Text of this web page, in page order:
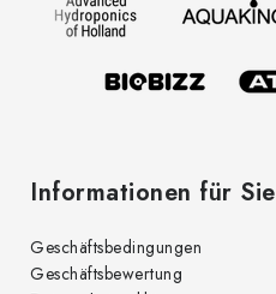
Informationen für Sie
Geschäftsbedingungen
Geschäftsbewertung